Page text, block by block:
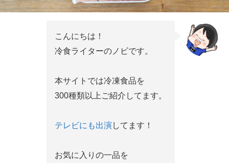
こんにちは！
冷食ライターのノビです。
本サイトでは冷凍食品を
300種類以上ご紹介してます。
テレビにも出演してます！
お気に入りの一品を